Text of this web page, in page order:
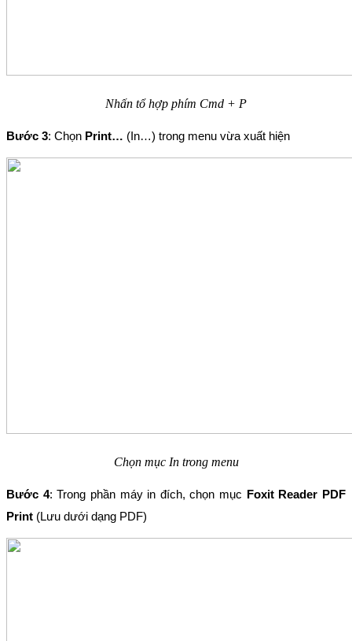
Nhấn tổ hợp phím Cmd + P
Bước 3: Chọn Print… (In…) trong menu vừa xuất hiện
Chọn mục In trong menu
Bước 4: Trong phần máy in đích, chọn mục
Foxit Reader PDF
Print (Lưu dưới dạng PDF)